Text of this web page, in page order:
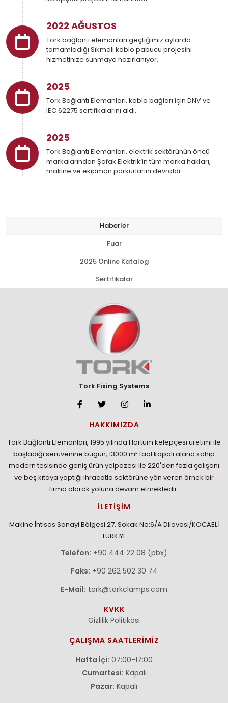
Haberler
Fuar
2025 Online Katalog
Sertifikalar
2022 AĞUSTOS
Tork bağlantı elemanları geçtiğimiz aylarda
tamamladığı Sıkmalı kablo pabucu projesini
hizmetinize sunmaya hazırlanıyor..
2025
Tork Bağlantı Elemanları, kablo bağları için DNV ve
IEC 62275 sertifikalarını aldı.
2025
Tork Bağlantı Elemanları, elektrik sektörünün öncü
markalarından Şafak Elektrik’in tüm marka hakları,
makine ve ekipman parkurlarını devraldı
Tork Fixing Systems
HAKKIMIZDA
Tork Bağlantı Elemanları, 1995 yılında Hortum kelepçesi üretimi ile
başladığı serüvenine bugün, 13000 m² faal kapalı alana sahip
modern tesisinde geniş ürün yelpazesi ile 220'den fazla çalışanı
ve beş kıtaya yaptığı ihracatla sektörüne yön veren örnek bir
firma olarak yoluna devam etmektedir.
İLETİŞİM
Makine İhtisas Sanayi Bölgesi 27. Sokak No:6/A Dilovasi/KOCAELİ
TÜRKİYE
Telefon: +90 444 22 08 (pbx)
Faks: +90 262 502 30 74
E-Mail: tork@torkclamps.com
KVKK
Gizlilik Politikası
ÇALIŞMA SAATLERİMİZ
Hafta İçi: 07:00-17:00
Cumartesi: Kapalı
Pazar: Kapalı